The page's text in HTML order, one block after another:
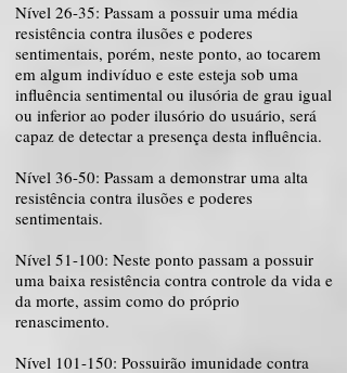
Nível 26-35: Passam a possuir uma média
resistência contra ilusões e poderes
sentimentais, porém, neste ponto, ao tocarem
em algum indivíduo e este esteja sob uma
influência sentimental ou ilusória de grau igual
ou inferior ao poder ilusório do usuário, será
capaz de detectar a presença desta influência.
Nível 36-50: Passam a demonstrar uma alta
resistência contra ilusões e poderes
sentimentais.
Nível 51-100: Neste ponto passam a possuir
uma baixa resistência contra controle da vida e
da morte, assim como do próprio
renascimento.
Nível 101-150: Possuirão imunidade contra